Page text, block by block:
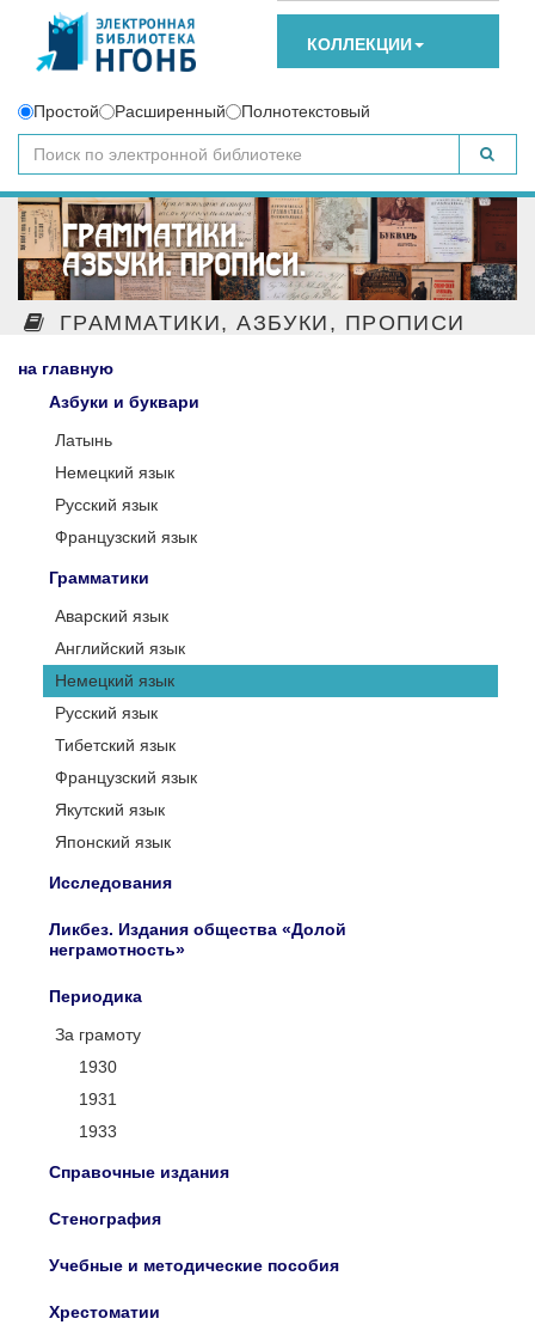
КОЛЛЕКЦИИ
Простой Расширенный Полнотекстовый
ГРАММАТИКИ, АЗБУКИ, ПРОПИСИ
на главную
Азбуки и буквари
Латынь
Немецкий язык
Русский язык
Французский язык
Грамматики
Аварский язык
Английский язык
Немецкий язык
Русский язык
Тибетский язык
Французский язык
Якутский язык
Японский язык
Исследования
Ликбез. Издания общества «Долой
неграмотность»
Периодика
За грамоту
1930
1931
1933
Справочные издания
Стенография
Учебные и методические пособия
Хрестоматии